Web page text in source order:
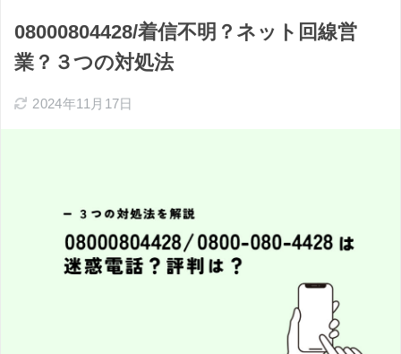
08000804428/着信不明？ネット回線営
業？３つの対処法
2024年11月17日